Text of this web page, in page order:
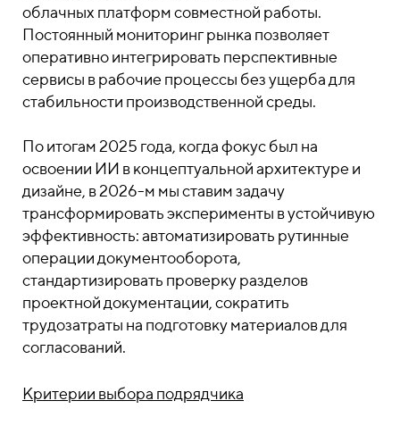
облачных платформ совместной работы.
Постоянный мониторинг рынка позволяет
оперативно интегрировать перспективные
сервисы в рабочие процессы без ущерба для
стабильности производственной среды.
По итогам 2025 года, когда фокус был на
освоении ИИ в концептуальной архитектуре и
дизайне, в 2026-м мы ставим задачу
трансформировать эксперименты в устойчивую
эффективность: автоматизировать рутинные
операции документооборота,
стандартизировать проверку разделов
проектной документации, сократить
трудозатраты на подготовку материалов для
согласований.
Критерии выбора подрядчика